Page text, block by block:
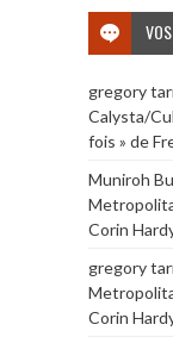
gregory
Calysta/
fois » de
Muniroh
Corin
gregory
Corin